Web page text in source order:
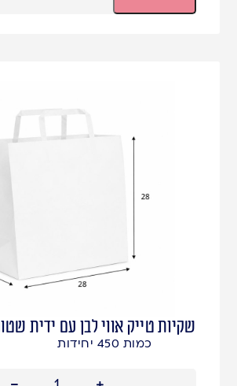
שקיות טייק אווי לבן עם ידית שטוחה 28/
כמות 450 יחידות